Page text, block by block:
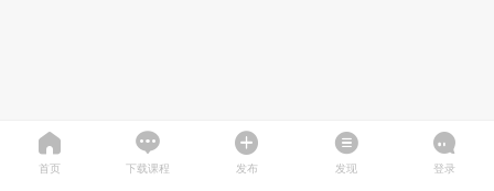
首页 下载课程 发布 发现 登录